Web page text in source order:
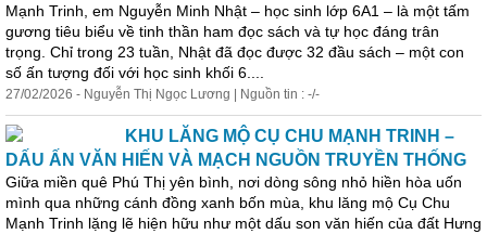
Mạnh Trinh, em Nguyễn Minh Nhật – học sinh lớp 6A1 – là một tấm
gương tiêu biểu về tinh thần ham đọc sách và tự học đáng trân
trọng. Chỉ trong 23 tuần, Nhật đã đọc được 32 đầu sách – một con
số ấn tượng đối với học sinh khối 6....
27/02/2026 - Nguyễn Thị Ngọc Lương | Nguồn tin : -/-
KHU LĂNG MỘ CỤ CHU MẠNH TRINH –
DẤU ẤN VĂN HIẾN VÀ MẠCH NGUỒN TRUYỀN THỐNG
Giữa miền quê Phú Thị yên bình, nơi dòng sông nhỏ hiền hòa uốn
mình qua những cánh đồng xanh bốn mùa, khu lăng mộ Cụ Chu
Mạnh Trinh lặng lẽ hiện hữu như một dấu son văn hiến của đất Hưng